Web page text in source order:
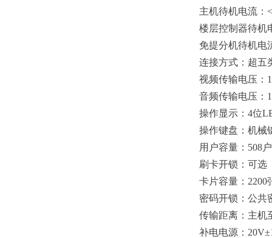
主机待机电流：
楼层控制器待机
免提分机待机电
连接方式：超五
视频传输电压：
音频传输电压：
操作显示：4位
操作键盘：机械
用户容量：508户
刷卡开锁：可选
卡片容量：2200
密码开锁：公共
传输距离：主机
补电电源：